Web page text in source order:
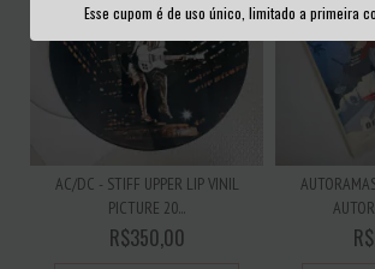
Esse cupom é de uso único, limitado a primeira
AC/DC - STIFF UPPER LIP VINIL
PICTURE 20...
R$350,00